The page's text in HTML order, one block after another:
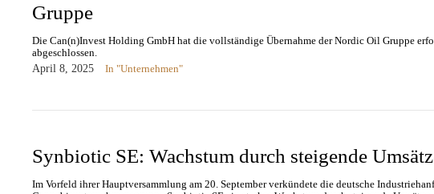
Gruppe
Die Can(n)Invest Holding GmbH hat die vollständige Übernahme der Nordic Oil Gruppe
abgeschlossen.
April 8, 2025
In "Unternehmen"
Synbiotic SE: Wachstum durch steigende
Im Vorfeld ihrer Hauptversammlung am 20. September verkündete die deutsche